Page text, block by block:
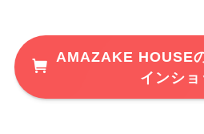
AMAZAKE HOUSE
インシ